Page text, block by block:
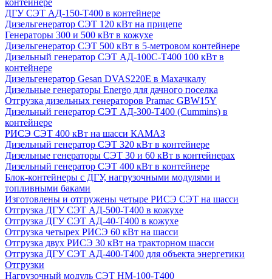
контейнере
ДГУ СЭТ АД-150-Т400 в контейнере
Дизельгенератор СЭТ 120 кВт на прицепе
Генераторы 300 и 500 кВт в кожухе
Дизельгенератор СЭТ 500 кВт в 5-метровом контейнере
Дизельный генератор СЭТ АД-100С-Т400 100 кВт в
контейнере
Дизельгенератор Gesan DVAS220E в Махачкалу
Дизельные генераторы Energo для дачного поселка
Отгрузка дизельных генераторов Pramac GВW15Y
Дизельный генератор СЭТ АД-300-Т400 (Cummins) в
контейнере
РИСЭ СЭТ 400 кВт на шасси КАМАЗ
Дизельный генератор СЭТ 320 кВт в контейнере
Дизельные генераторы СЭТ 30 и 60 кВт в контейнерах
Дизельный генератор СЭТ 400 кВт в контейнере
Блок-контейнеры с ДГУ, нагрузочными модулями и
топливными баками
Изготовлены и отгружены четыре РИСЭ СЭТ на шасси
Отгрузка ДГУ СЭТ АД-500-Т400 в кожухе
Отгрузка ДГУ СЭТ АД-40-Т400 в кожухе
Отгрузка четырех РИСЭ 60 кВт на шасси
Отгрузка двух РИСЭ 30 кВт на тракторном шасси
Отгрузка ДГУ СЭТ АД-400-Т400 для объекта энергетики
Отгрузки
Нагрузочный модуль СЭТ НМ-100-Т400